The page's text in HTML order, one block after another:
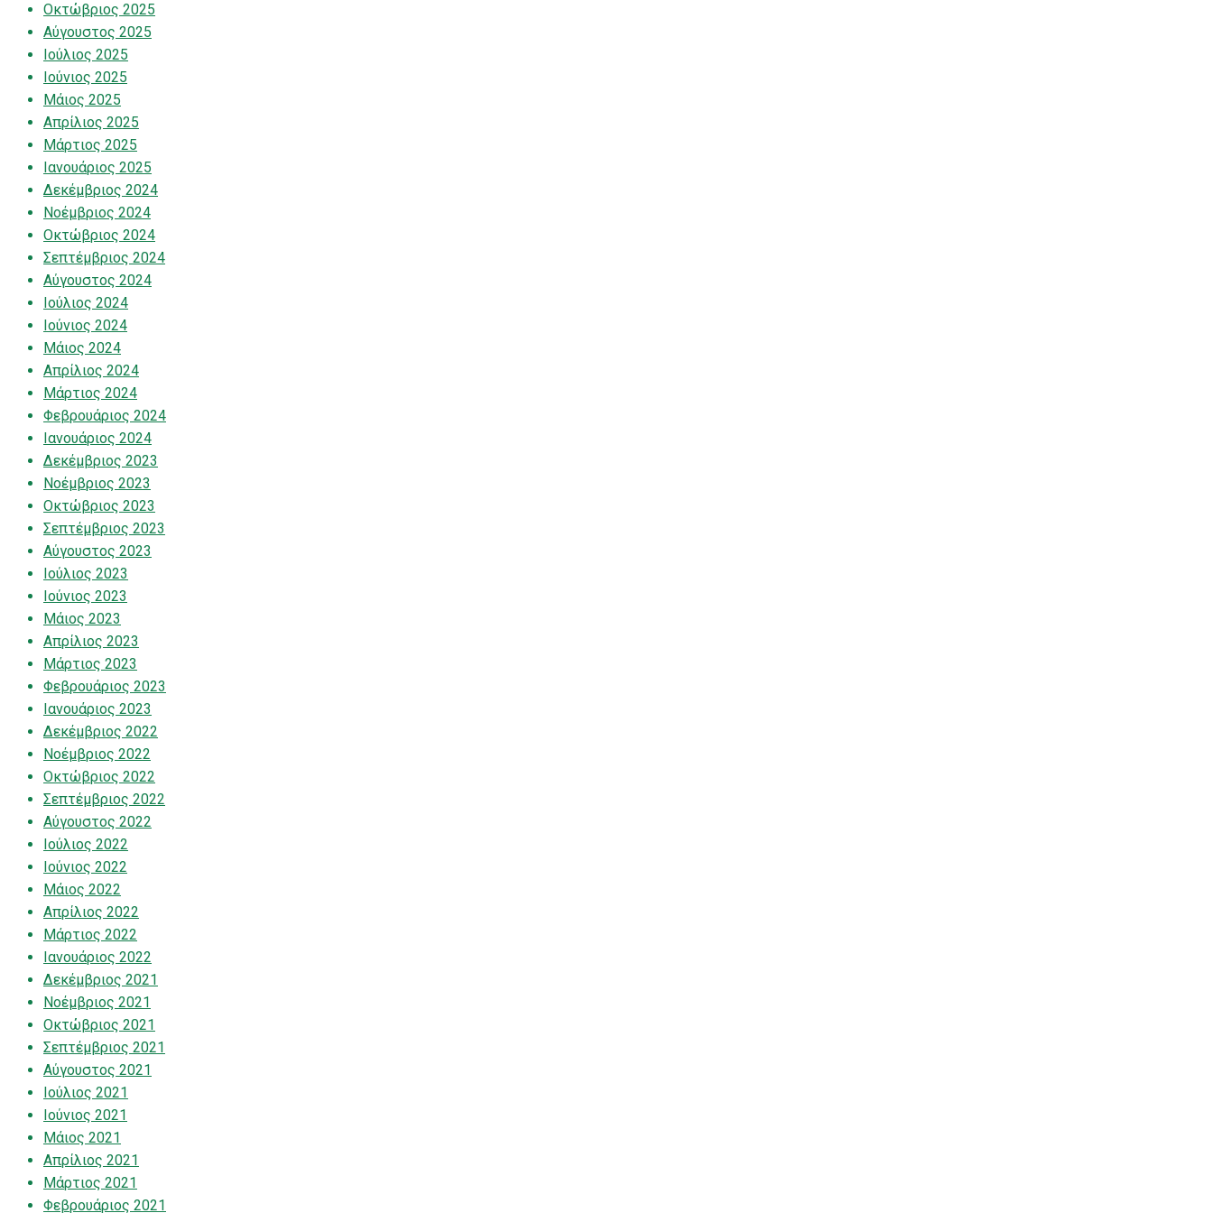
Οκτώβριος 2025
Αύγουστος 2025
Ιούλιος 2025
Ιούνιος 2025
Μάιος 2025
Απρίλιος 2025
Μάρτιος 2025
Ιανουάριος 2025
Δεκέμβριος 2024
Νοέμβριος 2024
Οκτώβριος 2024
Σεπτέμβριος 2024
Αύγουστος 2024
Ιούλιος 2024
Ιούνιος 2024
Μάιος 2024
Απρίλιος 2024
Μάρτιος 2024
Φεβρουάριος 2024
Ιανουάριος 2024
Δεκέμβριος 2023
Νοέμβριος 2023
Οκτώβριος 2023
Σεπτέμβριος 2023
Αύγουστος 2023
Ιούλιος 2023
Ιούνιος 2023
Μάιος 2023
Απρίλιος 2023
Μάρτιος 2023
Φεβρουάριος 2023
Ιανουάριος 2023
Δεκέμβριος 2022
Νοέμβριος 2022
Οκτώβριος 2022
Σεπτέμβριος 2022
Αύγουστος 2022
Ιούλιος 2022
Ιούνιος 2022
Μάιος 2022
Απρίλιος 2022
Μάρτιος 2022
Ιανουάριος 2022
Δεκέμβριος 2021
Νοέμβριος 2021
Οκτώβριος 2021
Σεπτέμβριος 2021
Αύγουστος 2021
Ιούλιος 2021
Ιούνιος 2021
Μάιος 2021
Απρίλιος 2021
Μάρτιος 2021
Φεβρουάριος 2021